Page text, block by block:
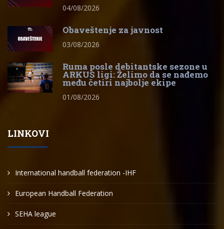
04/08/2026
Obaveštenje za javnost
03/08/2026
Ruma posle debitantske sezone u
ARKUS ligi: Želimo da se nađemo
među četiri najbolje ekipe
01/08/2026
LINKOVI
International handball federation -IHF
European Handball Federation
SEHA league